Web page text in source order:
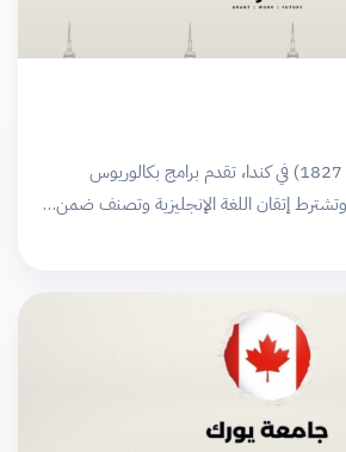
جامعة تورنتو (تأسست 1827) في كندا، تقدم برامج بكالوريوس
إتقان اللغة الإنجليزية وتصنف ضمن…